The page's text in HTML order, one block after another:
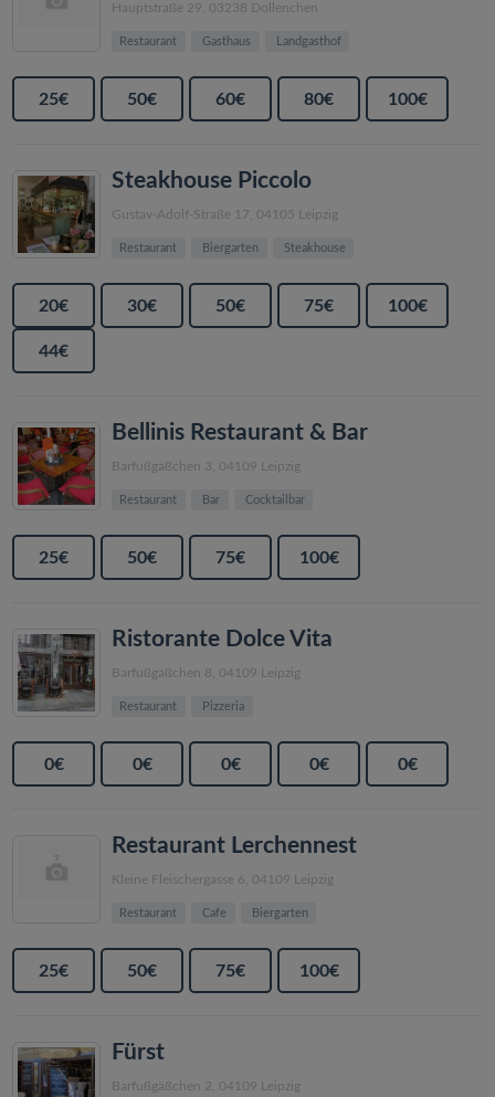
Hauptstraße 29, 03238 Dollenchen
Restaurant Gasthaus Landgasthof
25€ 50€ 60€ 80€ 100€
Steakhouse Piccolo
Gustav-Adolf-Straße 17, 04105 Leipzig
Restaurant Biergarten Steakhouse
20€ 30€ 50€ 75€ 100€
44€
Bellinis Restaurant & Bar
Barfußgäßchen 3, 04109 Leipzig
Restaurant Bar Cocktailbar
25€ 50€ 75€ 100€
Ristorante Dolce Vita
Barfußgäßchen 8, 04109 Leipzig
Restaurant Pizzeria
0€ 0€ 0€ 0€ 0€
Restaurant Lerchennest
Kleine Fleischergasse 6, 04109 Leipzig
Restaurant Cafe Biergarten
25€ 50€ 75€ 100€
Fürst
Barfußgäßchen 2, 04109 Leipzig